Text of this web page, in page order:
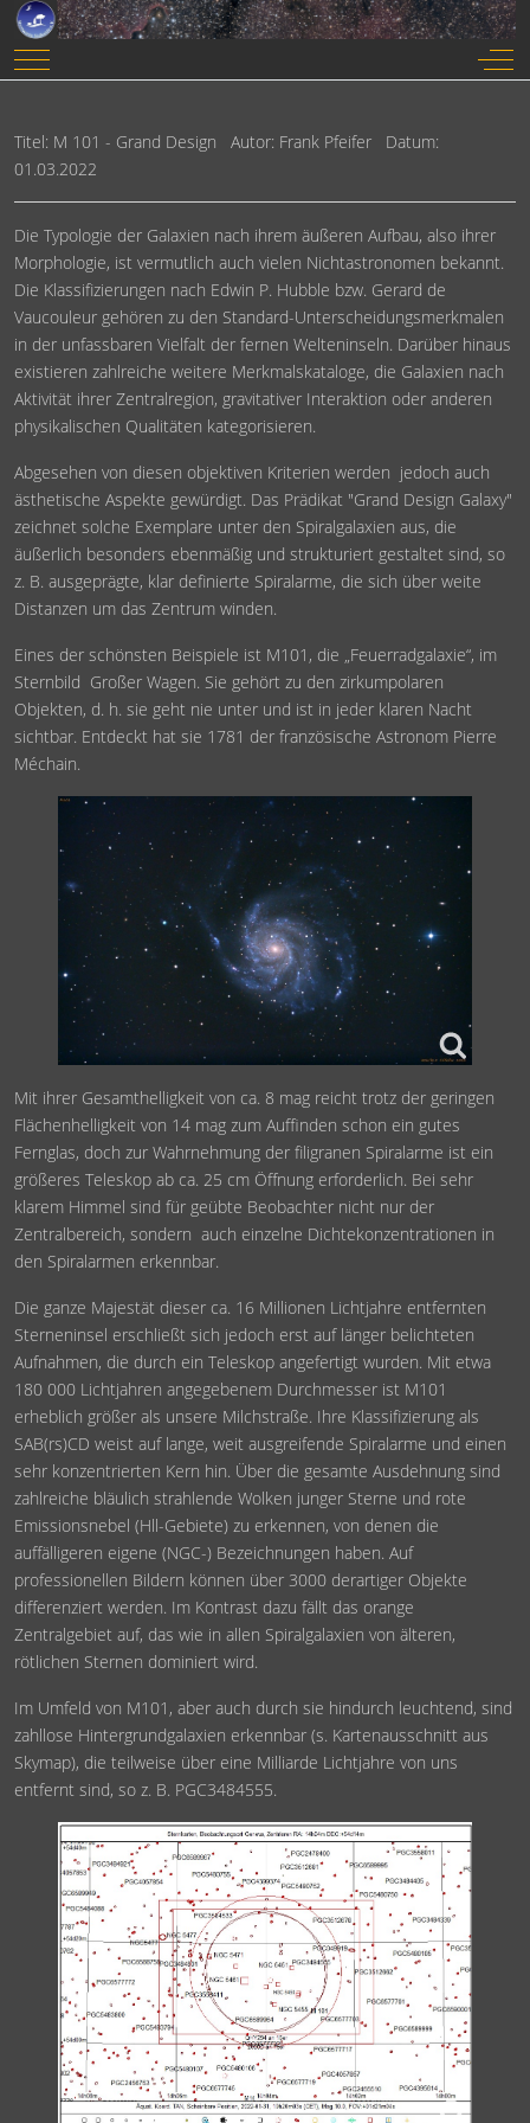
Mobile Menu Toggle Off-
Titel: M 101 - Grand Design Autor: Frank Pfeifer Datum:
01.03.2022
Die Typologie der Galaxien nach ihrem äußeren Aufbau, also ihrer
Morphologie, ist vermutlich auch vielen Nichtastronomen bekannt.
Die Klassifizierungen nach Edwin P. Hubble bzw. Gerard de
Vaucouleur gehören zu den Standard-Unterscheidungsmerkmalen
in der unfassbaren Vielfalt der fernen Welteninseln. Darüber hinaus
existieren zahlreiche weitere Merkmalskataloge, die Galaxien nach
Aktivität ihrer Zentralregion, gravitativer Interaktion oder anderen
physikalischen Qualitäten kategorisieren.
Abgesehen von diesen objektiven Kriterien werden jedoch auch
ästhetische Aspekte gewürdigt. Das Prädikat "Grand Design Galaxy"
zeichnet solche Exemplare unter den Spiralgalaxien aus, die
äußerlich besonders ebenmäßig und strukturiert gestaltet sind, so
z. B. ausgeprägte, klar definierte Spiralarme, die sich über weite
Distanzen um das Zentrum winden.
Eines der schönsten Beispiele ist M101, die „Feuerradgalaxie“, im
Sternbild Großer Wagen. Sie gehört zu den zirkumpolaren
Objekten, d. h. sie geht nie unter und ist in jeder klaren Nacht
sichtbar. Entdeckt hat sie 1781 der französische Astronom Pierre
Méchain.
Mit ihrer Gesamthelligkeit von ca. 8 mag reicht trotz der geringen
Flächenhelligkeit von 14 mag zum Auffinden schon ein gutes
Fernglas, doch zur Wahrnehmung der filigranen Spiralarme ist ein
größeres Teleskop ab ca. 25 cm Öffnung erforderlich. Bei sehr
klarem Himmel sind für geübte Beobachter nicht nur der
Zentralbereich, sondern auch einzelne Dichtekonzentrationen in
den Spiralarmen erkennbar.
Die ganze Majestät dieser ca. 16 Millionen Lichtjahre entfernten
Sterneninsel erschließt sich jedoch erst auf länger belichteten
Aufnahmen, die durch ein Teleskop angefertigt wurden. Mit etwa
180 000 Lichtjahren angegebenem Durchmesser ist M101
erheblich größer als unsere Milchstraße. Ihre Klassifizierung als
SAB(rs)CD weist auf lange, weit ausgreifende Spiralarme und einen
sehr konzentrierten Kern hin. Über die gesamte Ausdehnung sind
zahlreiche bläulich strahlende Wolken junger Sterne und rote
Emissionsnebel (Hll-Gebiete) zu erkennen, von denen die
auffälligeren eigene (NGC-) Bezeichnungen haben. Auf
professionellen Bildern können über 3000 derartiger Objekte
differenziert werden. Im Kontrast dazu fällt das orange
Zentralgebiet auf, das wie in allen Spiralgalaxien von älteren,
rötlichen Sternen dominiert wird.
Im Umfeld von M101, aber auch durch sie hindurch leuchtend, sind
zahllose Hintergrundgalaxien erkennbar (s. Kartenausschnitt aus
Skymap), die teilweise über eine Milliarde Lichtjahre von uns
entfernt sind, so z. B. PGC3484555.